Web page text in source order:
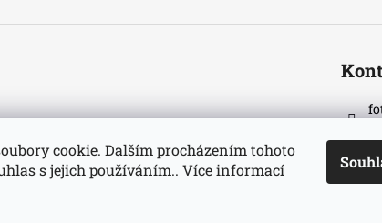
cookie. Dalším procházením tohoto
s jejich používáním.. Více informací